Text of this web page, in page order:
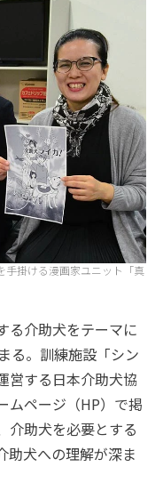
手掛ける漫画家ユニット「真
る介助犬をテーマに
る。訓練施設「シン
営する日本介助犬協
ムページ（HP）で掲
介助犬を必要とする
助犬への理解が深ま